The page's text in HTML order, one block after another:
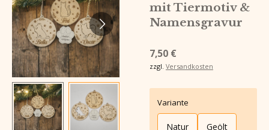
mit Tiermotiv &
Namensgravur
7,50 €
zzgl. Versandkosten
Variante
Natur Geölt